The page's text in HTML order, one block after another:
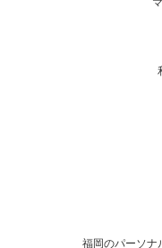
【
「ね
福岡のパーソナ